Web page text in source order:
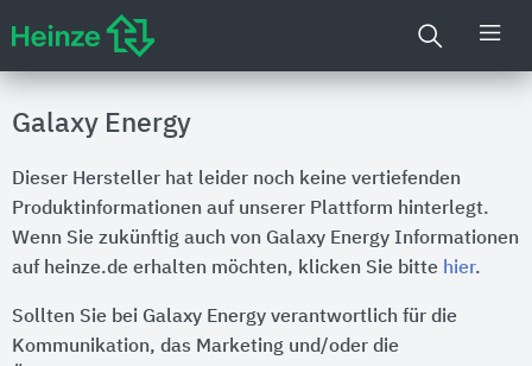
Galaxy Energy
Dieser Hersteller hat leider noch keine vertiefenden
Produktinformationen auf unserer Plattform hinterlegt.
Wenn Sie zukünftig auch von Galaxy Energy Informationen
auf heinze.de erhalten möchten, klicken Sie bitte hier.
Sollten Sie bei Galaxy Energy verantwortlich für die
Kommunikation, das Marketing und/oder die